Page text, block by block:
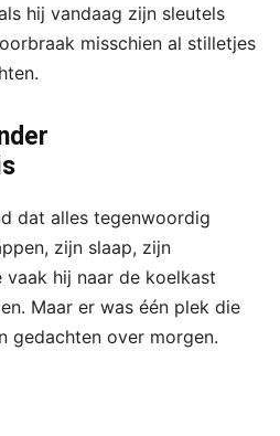
hij vandaag zijn sleutels
misschien al stilletjes
dat alles tegenwoordig
zijn slaap, zijn
hij naar de koelkast
Maar er was één plek die
gedachten over morgen.